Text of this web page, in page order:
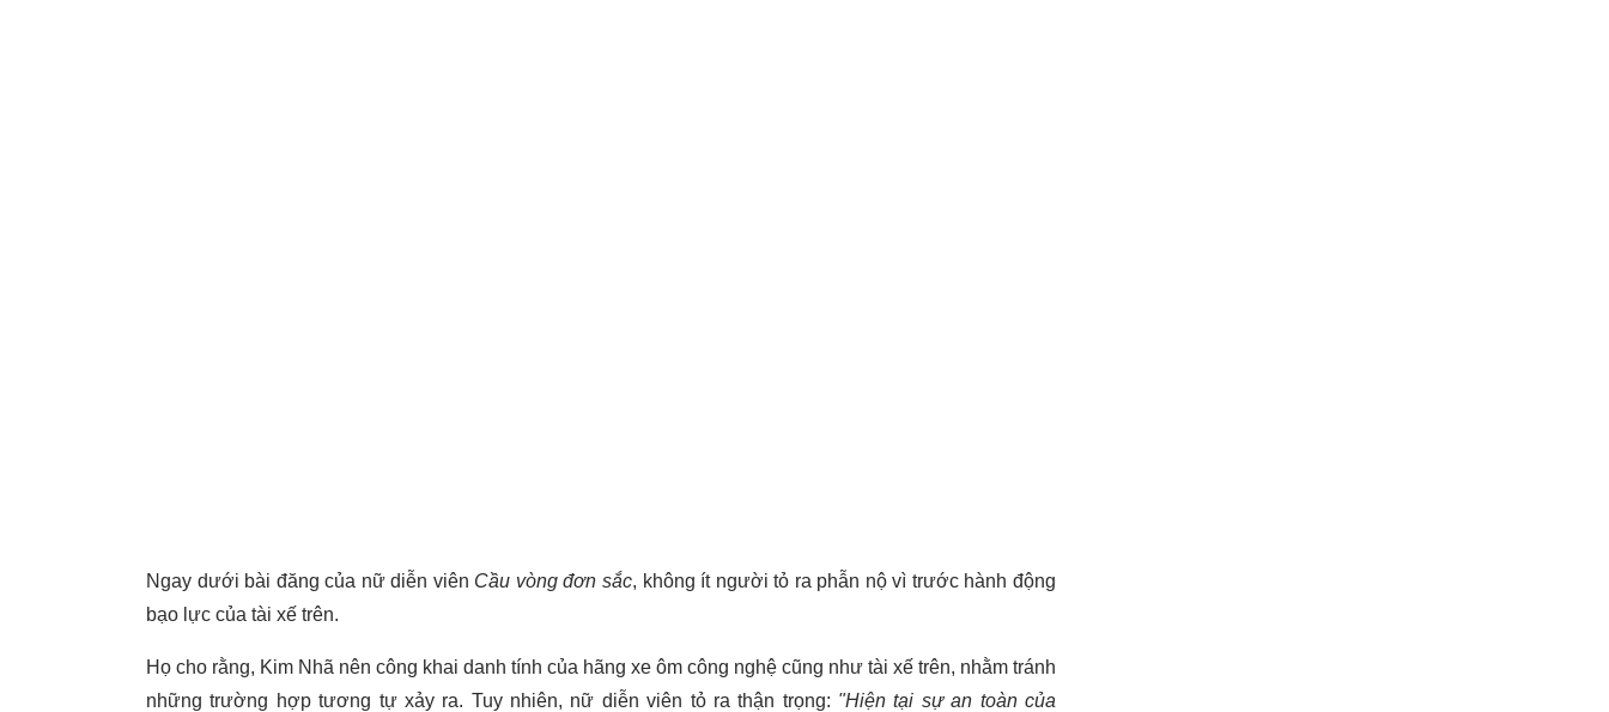
Ngay dưới bài đăng của nữ diễn viên Cầu vòng đơn sắc, không ít người tỏ ra phẫn nộ vì trước hành động
bạo lực của tài xế trên.
Họ cho rằng, Kim Nhã nên công khai danh tính của hãng xe ôm công nghệ cũng như tài xế trên, nhằm tránh
những trường hợp tương tự xảy ra. Tuy nhiên, nữ diễn viên tỏ ra thận trọng: "Hiện tại sự an toàn của